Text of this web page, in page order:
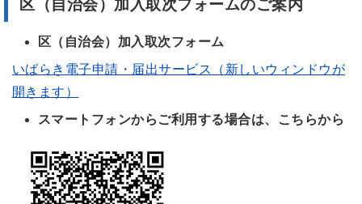
区（自治会）加入取次フォームのご案内
区（自治会）加入取次フォーム
いばらき電子申請・届出サービス（新しいウィンドウが
開きます）
スマートフォンからご利用する場合は、こちらから